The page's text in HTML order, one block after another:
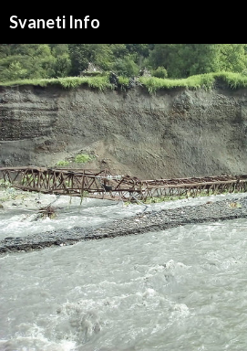
Svaneti Info
TO
CONTENT